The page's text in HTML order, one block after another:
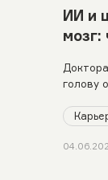
ИИ и
мозг:
голову